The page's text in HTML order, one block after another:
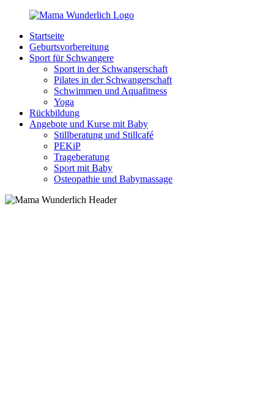
Zurück
Inhalt
MamaWunderlich.de
Mutti
sein
wunderbar!
Startseite
Geburtsvorbereitung
Sport für Schwangere
Sport in der Schwangerschaft
Pilates in der Schwangerschaft
Schwimmen und Aquafitness
Yoga
Rückbildung
Angebote und Kurse mit Baby
Stillberatung und Stillcafé
PEKiP
Trageberatung
Sport mit Baby
Osteopathie und Babymassage